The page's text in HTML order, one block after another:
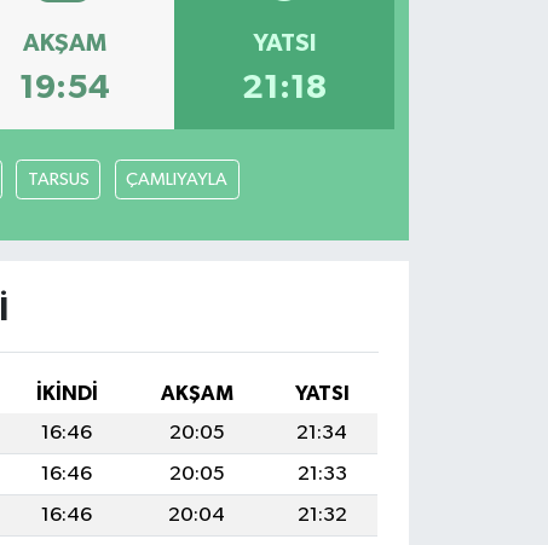
AKŞAM
19:54
YATSI
21:18
TARSUS ÇAMLIYAYLA
İKINDI AKŞAM
YATSI
16:46 20:05
21:34
16:46 20:05
21:33
16:46 20:04
21:32